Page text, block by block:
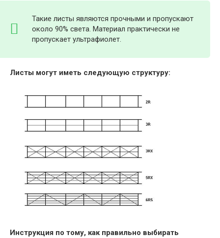
Такие листы являются прочными и пропускают
около 90% света. Материал практически не
пропускает ультрафиолет.
Листы могут иметь следующую структуру:
Инструкция по тому, как правильно выбирать